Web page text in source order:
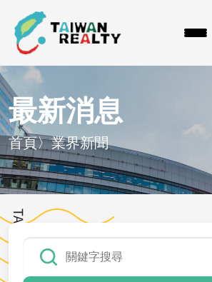
最新消息
首頁〉業界新聞